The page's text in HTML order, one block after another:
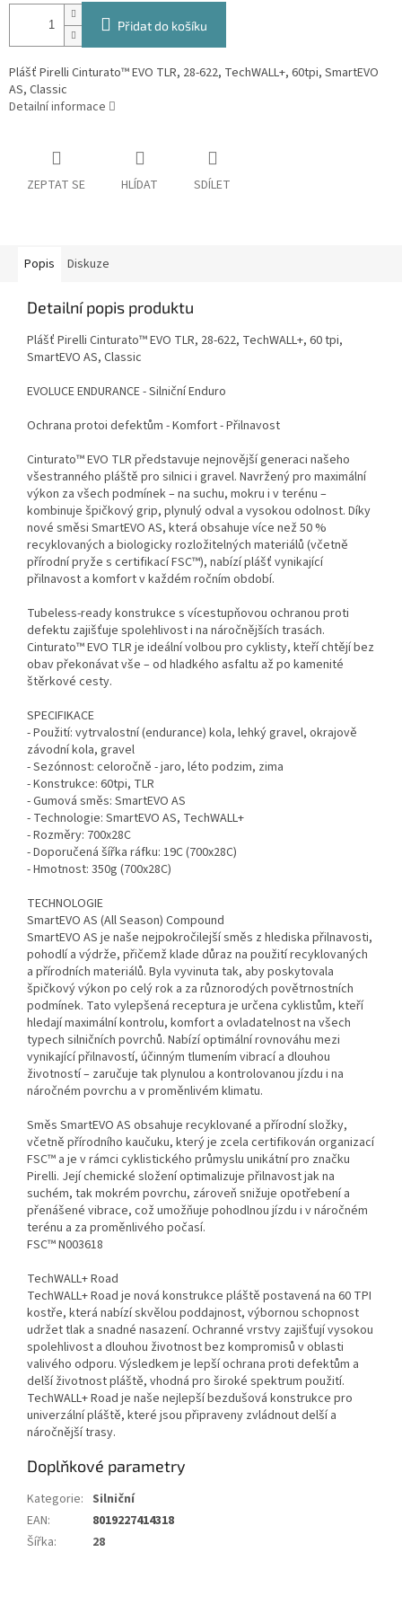
Přidat do košíku
Plášť Pirelli Cinturato™ EVO TLR, 28-622, TechWALL+, 60tpi, SmartEVO
AS, Classic
Detailní informace
ZEPTAT SE HLÍDAT SDÍLET
Popis Diskuze
Detailní popis produktu
Plášť Pirelli Cinturato™ EVO TLR, 28-622, TechWALL+, 60 tpi,
SmartEVO AS, Classic
EVOLUCE ENDURANCE - Silniční Enduro
Ochrana protoi defektům - Komfort - Přilnavost
Cinturato™ EVO TLR představuje nejnovější generaci našeho
všestranného pláště pro silnici i gravel. Navržený pro maximální
výkon za všech podmínek – na suchu, mokru i v terénu –
kombinuje špičkový grip, plynulý odval a vysokou odolnost. Díky
nové směsi SmartEVO AS, která obsahuje více než 50 %
recyklovaných a biologicky rozložitelných materiálů (včetně
přírodní pryže s certifikací FSC™), nabízí plášť vynikající
přilnavost a komfort v každém ročním období.
Tubeless-ready konstrukce s vícestupňovou ochranou proti
defektu zajišťuje spolehlivost i na náročnějších trasách.
Cinturato™ EVO TLR je ideální volbou pro cyklisty, kteří chtějí bez
obav překonávat vše – od hladkého asfaltu až po kamenité
štěrkové cesty.
SPECIFIKACE
- Použití: vytrvalostní (endurance) kola, lehký gravel, okrajově
závodní kola, gravel
- Sezónnost: celoročně - jaro, léto podzim, zima
- Konstrukce: 60tpi, TLR
- Gumová směs: SmartEVO AS
- Technologie: SmartEVO AS, TechWALL+
- Rozměry: 700x28C
- Doporučená šířka ráfku: 19C (700x28C)
- Hmotnost: 350g (700x28C)
TECHNOLOGIE
SmartEVO AS (All Season) Compound
SmartEVO AS je naše nejpokročilejší směs z hlediska přilnavosti,
pohodlí a výdrže, přičemž klade důraz na použití recyklovaných
a přírodních materiálů. Byla vyvinuta tak, aby poskytovala
špičkový výkon po celý rok a za různorodých povětrnostních
podmínek. Tato vylepšená receptura je určena cyklistům, kteří
hledají maximální kontrolu, komfort a ovladatelnost na všech
typech silničních povrchů. Nabízí optimální rovnováhu mezi
vynikající přilnavostí, účinným tlumením vibrací a dlouhou
životností – zaručuje tak plynulou a kontrolovanou jízdu i na
náročném povrchu a v proměnlivém klimatu.
Směs SmartEVO AS obsahuje recyklované a přírodní složky,
včetně přírodního kaučuku, který je zcela certifikován organizací
FSC™ a je v rámci cyklistického průmyslu unikátní pro značku
Pirelli. Její chemické složení optimalizuje přilnavost jak na
suchém, tak mokrém povrchu, zároveň snižuje opotřebení a
přenášené vibrace, což umožňuje pohodlnou jízdu i v náročném
terénu a za proměnlivého počasí.
FSC™ N003618
TechWALL+ Road
TechWALL+ Road je nová konstrukce pláště postavená na 60 TPI
kostře, která nabízí skvělou poddajnost, výbornou schopnost
udržet tlak a snadné nasazení. Ochranné vrstvy zajišťují vysokou
spolehlivost a dlouhou životnost bez kompromisů v oblasti
valivého odporu. Výsledkem je lepší ochrana proti defektům a
delší životnost pláště, vhodná pro široké spektrum použití.
TechWALL+ Road je naše nejlepší bezdušová konstrukce pro
univerzální pláště, které jsou připraveny zvládnout delší a
náročnější trasy.
Doplňkové parametry
Kategorie: Silniční
EAN:
8019227414318
Šířka: 28